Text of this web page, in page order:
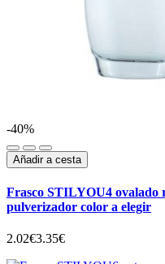
-40%
Añadir a cesta
Frasco STILYOU4 ovalado
pulverizador color a elegir
2.02€3.35€